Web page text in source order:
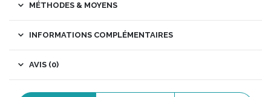
MÉTHODES & MOYENS
INFORMATIONS COMPLÉMENTAIRES
AVIS (0)